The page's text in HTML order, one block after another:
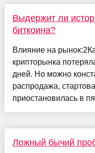
Выдержит ли
биткоина?
Влияние на
крипторынка
дней. Но можно
распродажа,
приостановилась в
Ложный бычий